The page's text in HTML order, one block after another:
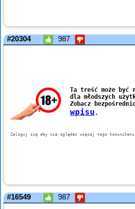
#20304 987
#16549 987